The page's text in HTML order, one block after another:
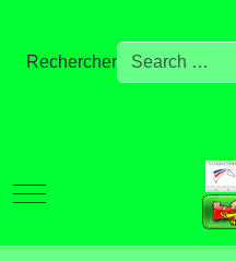
Rechercher
Mobile Menu Toggle